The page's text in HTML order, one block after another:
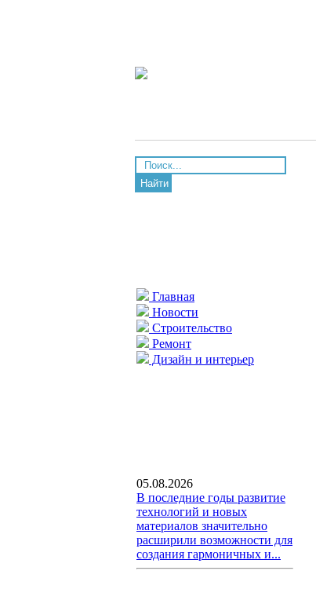
Найти
Главная
Новости
Строительство
Ремонт
Дизайн и интерьер
05.08.2026
В последние годы развитие
технологий и новых
материалов значительно
расширили возможности для
создания гармоничных и...